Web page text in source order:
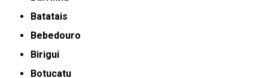
Batatais
Bebedouro
Birigui
Botucatu